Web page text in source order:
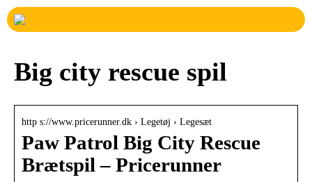
Big city rescue spil
http s://www.pricerunner.dk › Legetøj › Legesæt
Paw Patrol Big City Rescue
Brætspil – Pricerunner